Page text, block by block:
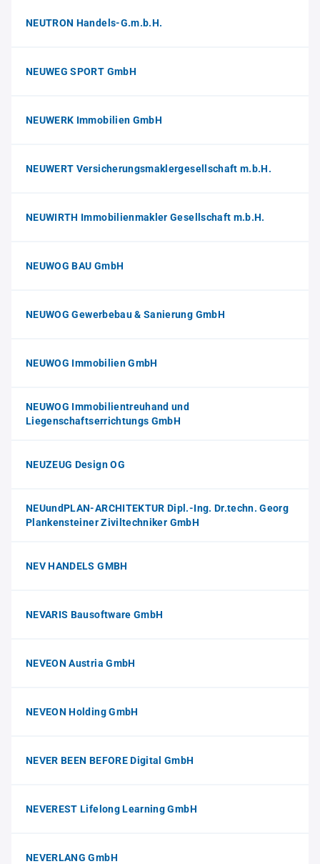
NEUTRON Handels-G.m.b.H.
NEUWEG SPORT GmbH
NEUWERK Immobilien GmbH
NEUWERT Versicherungsmaklergesellschaft m.b.H.
NEUWIRTH Immobilienmakler Gesellschaft m.b.H.
NEUWOG BAU GmbH
NEUWOG Gewerbebau & Sanierung GmbH
NEUWOG Immobilien GmbH
NEUWOG Immobilientreuhand und
Liegenschaftserrichtungs GmbH
NEUZEUG Design OG
NEUundPLAN-ARCHITEKTUR Dipl.-Ing. Dr.techn. Georg
Plankensteiner Ziviltechniker GmbH
NEV HANDELS GMBH
NEVARIS Bausoftware GmbH
NEVEON Austria GmbH
NEVEON Holding GmbH
NEVER BEEN BEFORE Digital GmbH
NEVEREST Lifelong Learning GmbH
NEVERLANG GmbH